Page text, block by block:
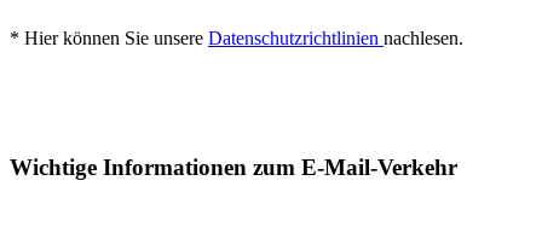
* Hier können Sie unsere Datenschutzrichtlinien nachlesen.
Wichtige Informationen zum E-Mail-Verkehr